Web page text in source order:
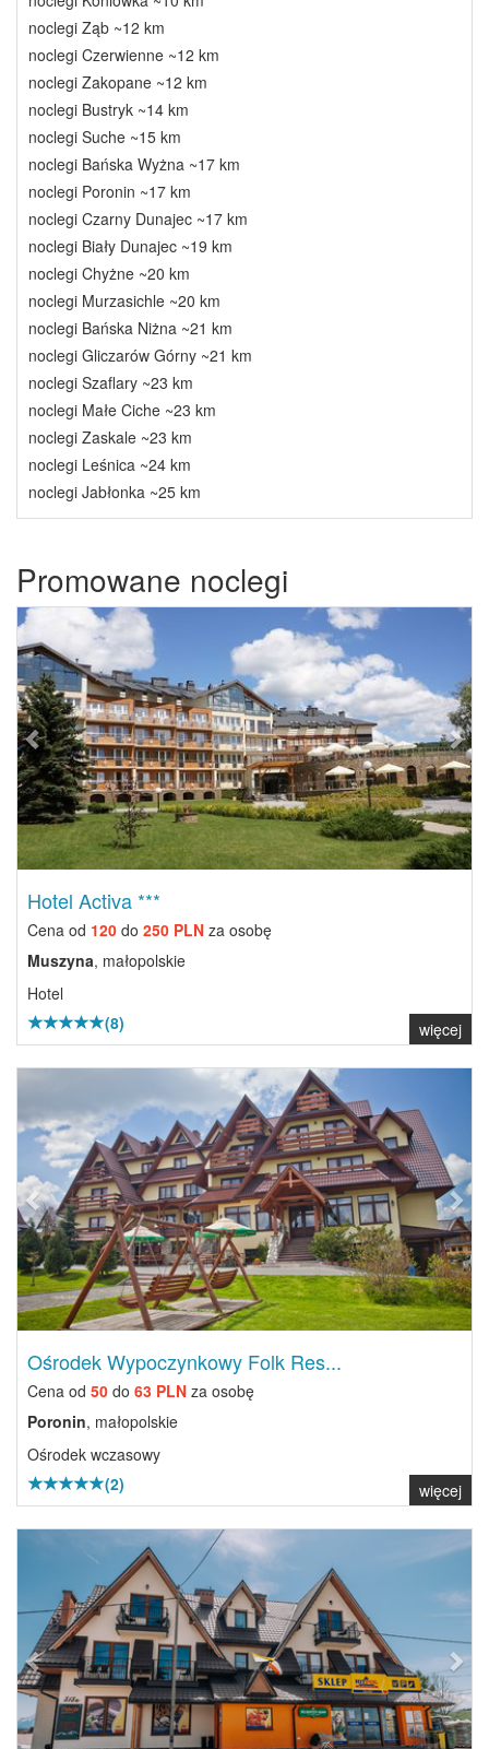
noclegi Ząb ~12 km
noclegi Czerwienne ~12 km
noclegi Zakopane ~12 km
noclegi Bustryk ~14 km
noclegi Suche ~15 km
noclegi Bańska Wyżna ~17 km
noclegi Poronin ~17 km
noclegi Czarny Dunajec ~17 km
noclegi Biały Dunajec ~19 km
noclegi Chyżne ~20 km
noclegi Murzasichle ~20 km
noclegi Bańska Niżna ~21 km
noclegi Gliczarów Górny ~21 km
noclegi Szaflary ~23 km
noclegi Małe Ciche ~23 km
noclegi Zaskale ~23 km
noclegi Leśnica ~24 km
noclegi Jabłonka ~25 km
Promowane noclegi
Previous Next
Hotel Activa ***
Cena od 120 do 250 PLN za osobę
Muszyna, małopolskie
Hotel
(8)
więcej
Ośrodek Wypoczynkowy Folk Res...
Cena od 50 do 63 PLN za osobę
Poronin, małopolskie
Ośrodek wczasowy
(2)
więcej
Previous Next